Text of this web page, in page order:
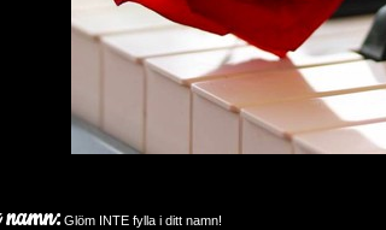
Glöm INTE fylla i ditt namn!